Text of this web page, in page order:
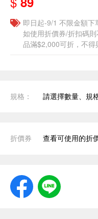
即日起-9/1 不限金額
如使用折價券/折扣碼
品滿$2,000可折，不
規格： 請選擇數量、規
折價券 查看可使用的折